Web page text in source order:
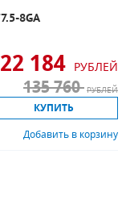
8GA
184 РУБЛЕЙ
135 760 РУБЛЕЙ
КУПИТЬ
Добавить в корзину